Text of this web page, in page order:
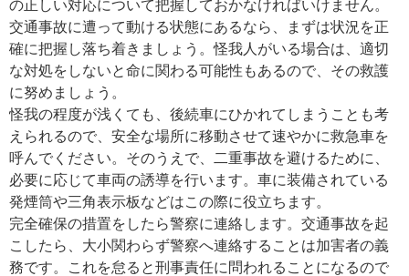
の正しい対応について把握しておかなければいけません。
交通事故に遭って動ける状態にあるなら、まずは状況を正
確に把握し落ち着きましょう。怪我人がいる場合は、適切
な対処をしないと命に関わる可能性もあるので、その救護
に努めましょう。
怪我の程度が浅くても、後続車にひかれてしまうことも考
えられるので、安全な場所に移動させて速やかに救急車を
呼んでください。そのうえで、二重事故を避けるために、
必要に応じて車両の誘導を行います。車に装備されている
発煙筒や三角表示板などはこの際に役立ちます。
完全確保の措置をしたら警察に連絡します。交通事故を起
こしたら、大小関わらず警察へ連絡することは加害者の義
務です。これを怠ると刑事責任に問われることになるので